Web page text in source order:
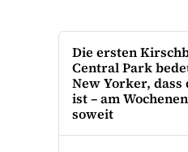
Die ersten
Central Park
New Yorker,
ist – am
soweit